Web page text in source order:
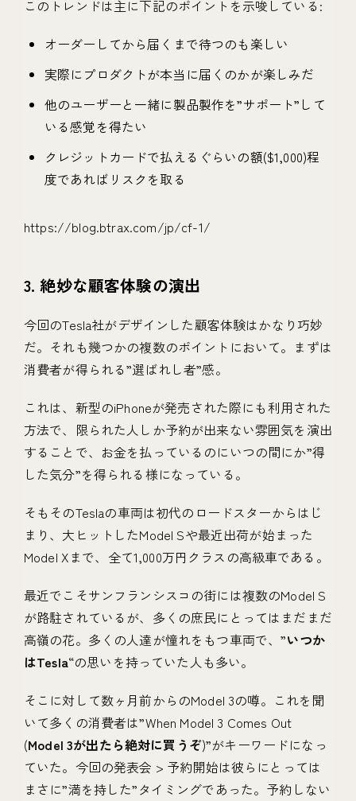
このトレンドは主に下記のポイントを示唆している:
オーダーしてから届くまで待つのも楽しい
実際にプロダクトが本当に届くのかが楽しみだ
他のユーザーと一緒に製品製作を”サポート”して
いる感覚を得たい
クレジットカードで払えるぐらいの額($1,000)程
度であればリスクを取る
https://blog.btrax.com/jp/cf-1/
3. 絶妙な顧客体験の演出
今回のTesla社がデザインした顧客体験はかなり巧妙
だ。それも幾つかの複数のポイントにおいて。まずは
消費者が得られる”選ばれし者”感。
これは、新型のiPhoneが発売された際にも利用された
方法で、限られた人しか予約が出来ない雰囲気を演出
することで、お金を払っているのにいつの間にか”得
した気分”を得られる様になっている。
そもそのTeslaの車両は初代のロードスターからはじ
まり、大ヒットしたModel Sや最近出荷が始まった
Model Xまで、全て1,000万円クラスの高級車である。
最近でこそサンフランシスコの街には複数のModel S
が路駐されているが、多くの庶民にとってはまだまだ
高嶺の花。多くの人達が憧れをもつ車両で、”いつか
はTesla“の思いを持っていた人も多い。
そこに対して数ヶ月前からのModel 3の噂。これを聞
いて多くの消費者は”When Model 3 Comes Out
(Model 3が出たら絶対に買うぞ)”がキーワードになっ
ていた。今回の発表会 > 予約開始は彼らにとっては
まさに”満を持した”タイミングであった。予約しない